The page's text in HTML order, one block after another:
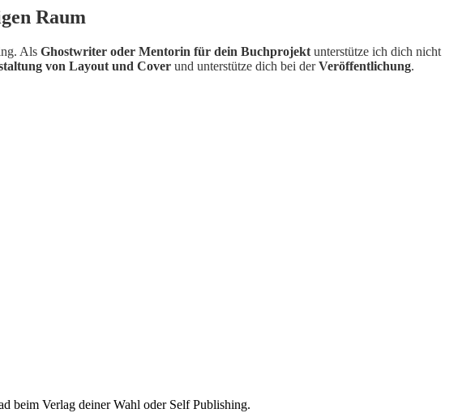
Raum
Als Ghostwriter oder Mentorin für dein Buchprojekt unterstütze ich dich nicht
von Layout und Cover und unterstütze dich bei derVeröffentlichung.
beim Verlag deiner Wahl oder Self Publishing.